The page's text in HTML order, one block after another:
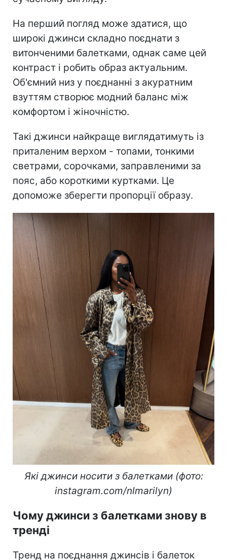
На перший погляд може здатися, що
широкі джинси складно поєднати з
витонченими балетками, однак саме цей
контраст і робить образ актуальним.
Об'ємний низ у поєднанні з акуратним
взуттям створює модний баланс між
комфортом і жіночністю.
Такі джинси найкраще виглядатимуть із
приталеним верхом - топами, тонкими
светрами, сорочками, заправленими за
пояс, або короткими куртками. Це
допоможе зберегти пропорції образу.
Які джинси носити з балетками (фото:
instagram.com/nlmarilyn)
Чому джинси з балетками знову в
тренді
Тренд на поєднання джинсів і балеток